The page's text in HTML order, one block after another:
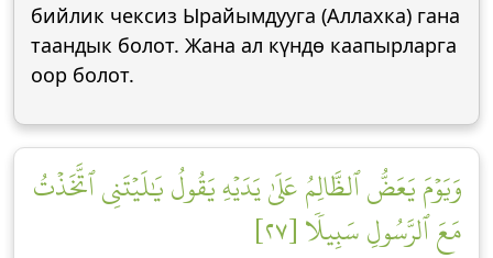
бийлик чексиз Ырайымдууга (Аллахка) гана
таандык болот. Жана ал күндө каапырларга
оор болот.
وَيَوۡمَ يَعَضُّ ٱلظَّالِمُ عَلَىٰ يَدَيۡهِ يَقُولُ يَٰلَيۡتَنِي ٱتَّخَذۡتُ
مَعَ ٱلرَّسُولِ سَبِيلٗا [٢٧]